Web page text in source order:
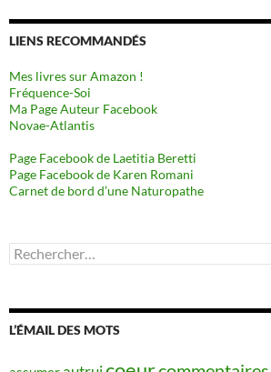
LIENS RECOMMANDÉS
Mes livres sur Amazon !
Fréquence-Soi
Ma Page Auteur Facebook
Novae-Atlantis
Page Facebook de Laetitia Beretti
Page Facebook de Karen Romani
Carnet de bord d’une Naturopathe
Rechercher :
L’ÉMAIL DES MOTS